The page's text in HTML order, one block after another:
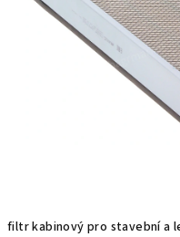
filtr kabinový pro stavební a